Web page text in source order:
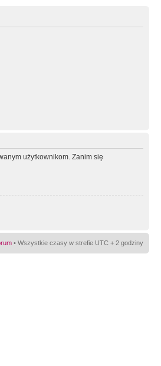
użytkownikom. Zanim się
• Wszystkie czasy w strefie UTC + 2 godziny